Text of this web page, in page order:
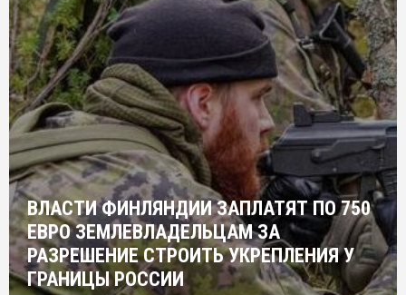
ВЛАСТИ ФИНЛЯНДИИ ЗАПЛАТЯТ ПО 750
ЕВРО ЗЕМЛЕВЛАДЕЛЬЦАМ ЗА
РАЗРЕШЕНИЕ СТРОИТЬ УКРЕПЛЕНИЯ У
ГРАНИЦЫ РОССИИ